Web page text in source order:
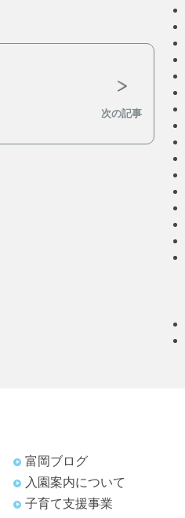
次の記事
富岡ブログ
入園案内について
子育て支援事業